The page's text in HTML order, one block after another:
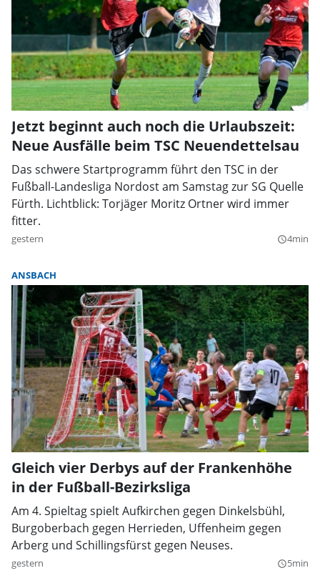
Jetzt beginnt auch noch die Urlaubszeit:
Neue Ausfälle beim TSC Neuendettelsau
Das schwere Startprogramm führt den TSC in der
Fußball-Landesliga Nordost am Samstag zur SG Quelle
Fürth. Lichtblick: Torjäger Moritz Ortner wird immer
fitter.
gestern query_builder4min
ANSBACH
Gleich vier Derbys auf der Frankenhöhe
in der Fußball-Bezirksliga
Am 4. Spieltag spielt Aufkirchen gegen Dinkelsbühl,
Burgoberbach gegen Herrieden, Uffenheim gegen
Arberg und Schillingsfürst gegen Neuses.
gestern query_builder5min